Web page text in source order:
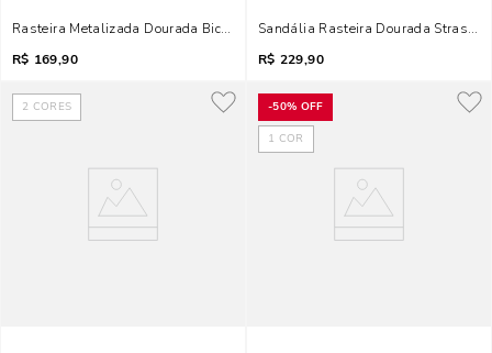
Rasteira Metalizada Dourada Bico Quadrado
R$ 169,90
Sandália Rasteira Dourada Strass
R$ 229,90
2 CORES -50% OFF
1 COR